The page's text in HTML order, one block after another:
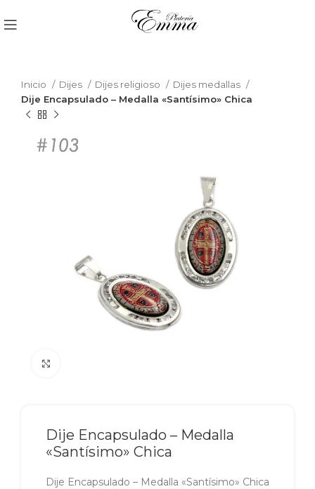
Inicio Dijes Dijes religioso
Dijes medallas
Dije Encapsulado – Medalla «Santísimo» Chica
Dije Encapsulado – Medalla
«Santísimo» Chica
Dije Encapsulado – Medalla «Santísimo» Chica